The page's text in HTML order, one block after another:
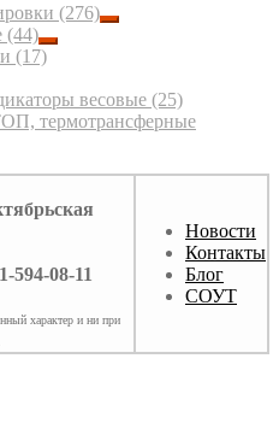
(276)
(44)
(17)
весовые (25)
термотрансферные
594-08-11
характер и ни при
Новости
Контакты
Блог
СОУТ